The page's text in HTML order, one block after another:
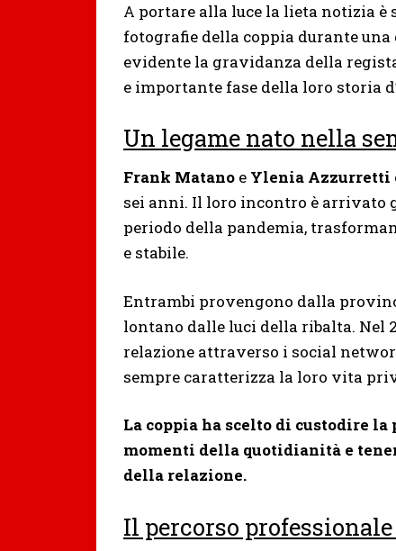
A portare alla luce la lieta notizia
fotografie della coppia durante
evidente la gravidanza della
e importante fase della loro storia
Un legame nato nella
Frank Matano e Ylenia Azzurretti
sei anni. Il loro incontro è arrivato
periodo della pandemia,
e stabile.
Entrambi provengono dalla
lontano dalle luci della ribalta. Nel
relazione attraverso i social
sempre caratterizza la loro vita
La coppia ha scelto di custodire
momenti della quotidianità e
della relazione.
Il percorso